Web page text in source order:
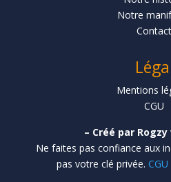
Notre
Contact
Mentions
CGU
– Créé par
Ne faites pas confiance aux
pas votre clé privée. CGU